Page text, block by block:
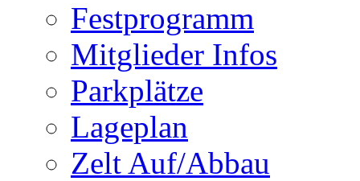
Festprogramm
Mitglieder Infos
Parkplätze
Lageplan
Zelt Auf/Abbau